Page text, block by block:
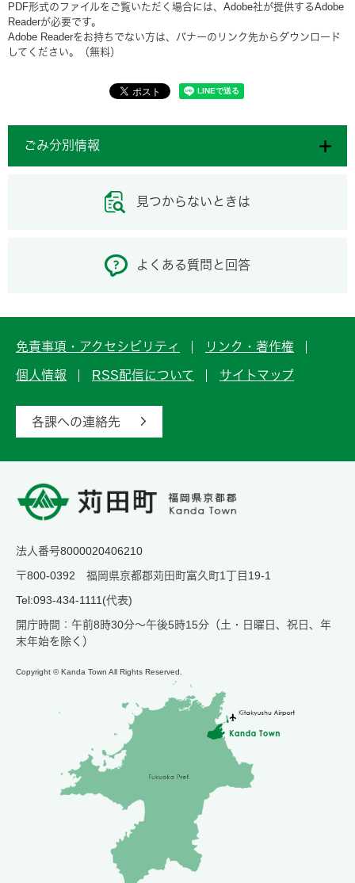
PDF形式のファイルをご覧いただく場合には、Adobe社が提供するAdobe
Readerが必要です。
Adobe Readerをお持ちでない方は、バナーのリンク先からダウンロード
してください。（無料）
ごみ分別情報
見つからないときは
よくある質問と回答
免責事項・アクセシビリティ リンク・著作権
個人情報 RSS配信について サイトマップ
各課への連絡先
法人番号8000020406210
〒800-0392 福岡県京都郡苅田町富久町1丁目19-1
Tel:093-434-1111(代表)
開庁時間：午前8時30分～午後5時15分（土・日曜日、祝日、年
末年始を除く）
Copyright © Kanda Town All Rights Reserved.